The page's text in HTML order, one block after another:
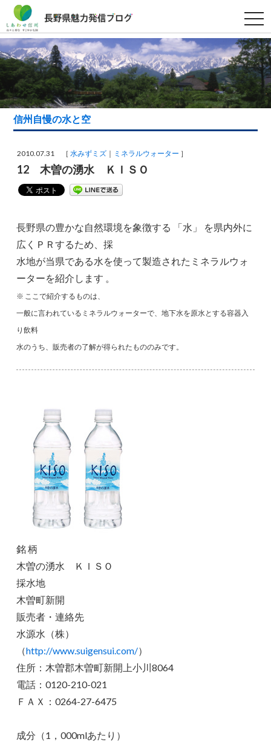
t
o
g
g
l
e
n
a
v
g
i
信州自慢の水と空
2010.07.31 ［水みずミズ ミネラルウォーター ］
12 木曽の湧水 ＫＩＳＯ
長野県の豊かな自然環境を象徴する 「水」 を県内外に
広くＰＲするため、採
水地が当県である水を使って製造されたミネラルウォ
ーターを紹介します 。
※ ここで紹介するものは、
一般に言われているミネラルウォーターで、地下水を原水とする容器入
り飲料
水のうち、販売者の了解が得られたもののみです。
銘 柄
木曽の湧水 ＫＩＳＯ
採水地
木曽町新開
販売者・連絡先
水源水（株）
（http://www.suigensui.com/）
住所：木曽郡木曽町新開上小川8064
電話：0120-210-021
ＦＡＸ：0264-27-6475
成分（1，000mlあたり）